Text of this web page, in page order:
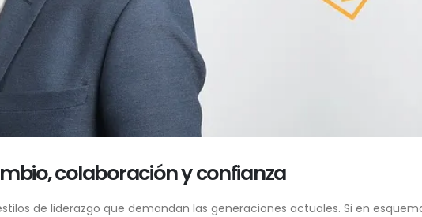
colaboración y confianza
de liderazgo que demandan las generaciones actuales. Si en